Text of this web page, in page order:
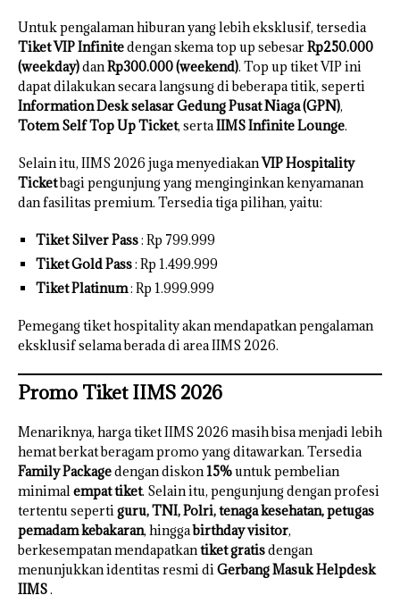
Untuk pengalaman hiburan yang lebih eksklusif, tersedia
Tiket VIP Infinitedengan skema top up sebesarRp250.000
(weekday)danRp300.000 (weekend). Top up tiket VIP ini
dapat dilakukan secara langsung di beberapa titik, seperti
Information Desk selasar Gedung Pusat Niaga (GPN),
Totem Self Top Up Ticket, sertaIIMS Infinite Lounge.
Selain itu, IIMS 2026 juga menyediakanVIP Hospitality
Ticketbagi pengunjung yang menginginkan kenyamanan
dan fasilitas premium. Tersedia tiga pilihan, yaitu:
Tiket Silver Pass: Rp 799.999
Tiket Gold Pass: Rp 1.499.999
Tiket Platinum: Rp 1.999.999
Pemegang tiket hospitality akan mendapatkan pengalaman
eksklusif selama berada di area IIMS 2026.
Promo Tiket IIMS 2026
Menariknya, harga tiket IIMS 2026 masih bisa menjadi lebih
hemat berkat beragam promo yang ditawarkan. Tersedia
Family Packagedengan diskon15%untuk pembelian
minimalempat tiket. Selain itu, pengunjung dengan profesi
tertentu sepertiguru, TNI, Polri, tenaga kesehatan, petugas
pemadam kebakaran, hinggabirthday visitor,
berkesempatan mendapatkantiket gratisdengan
menunjukkan identitas resmi diGerbang Masuk Helpdesk
IIMS.